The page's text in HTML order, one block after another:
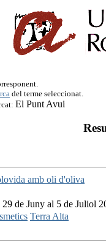
del terme seleccionat.
El Punt Avui
amb oli d'oliva
29 de Juny al 5 de Juliol
Terra Alta